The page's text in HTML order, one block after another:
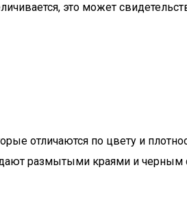
это может
отличаются по цвету и
размытыми краями и черным